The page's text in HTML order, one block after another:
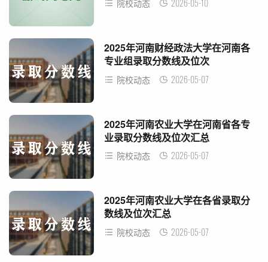
院校动态 2026-05-10
2025年河南财经政法大学在河南各
专业组录取分数线及位次
院校动态 2026-05-07
2025年河南农业大学在河南省各专
业录取分数线及位次汇总
院校动态 2026-05-07
2025年河南农业大学在各省录取分
数线及位次汇总
院校动态 2026-05-07